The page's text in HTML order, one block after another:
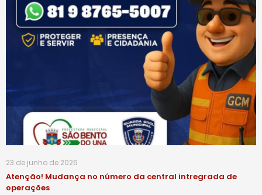
23 de junho de 2026
Atenção! Mudança no número da central intregrada de
operações